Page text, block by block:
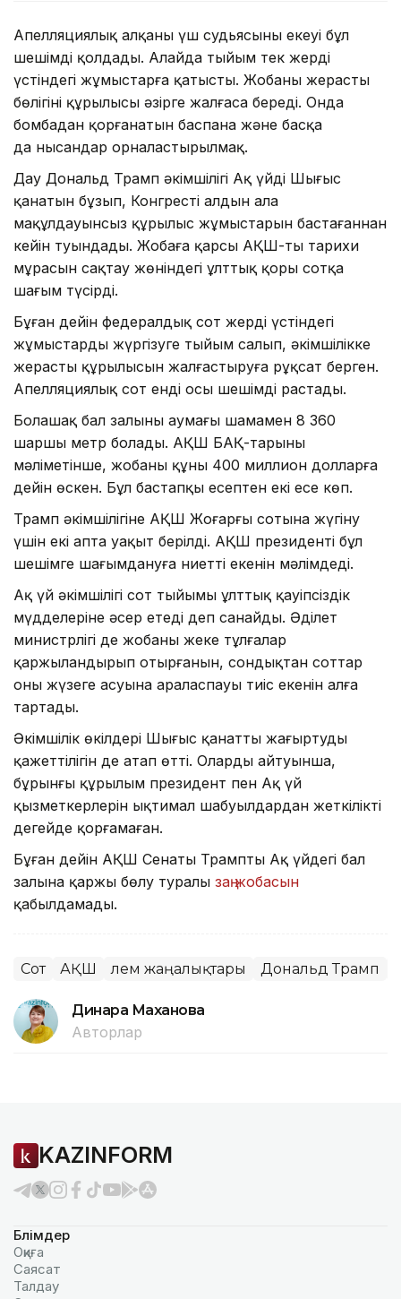
Апелляциялық алқаның үш судьясының екеуі бұл
шешімді қолдады. Алайда тыйым тек жердің
үстіндегі жұмыстарға қатысты. Жобаның жерасты
бөлігінің құрылысы әзірге жалғаса береді. Онда
бомбадан қорғанатын баспана және басқа
да нысандар орналастырылмақ.
Дау Дональд Трамп әкімшілігі Ақ үйдің Шығыс
қанатын бұзып, Конгрестің алдын ала
мақұлдауынсыз құрылыс жұмыстарын бастағаннан
кейін туындады. Жобаға қарсы АҚШ-тың тарихи
мұрасын сақтау жөніндегі ұлттық қоры сотқа
шағым түсірді.
Бұған дейін федералдық сот жердің үстіндегі
жұмыстарды жүргізуге тыйым салып, әкімшілікке
жерасты құрылысын жалғастыруға рұқсат берген.
Апелляциялық сот енді осы шешімді растады.
Болашақ бал залының аумағы шамамен 8 360
шаршы метр болады. АҚШ БАҚ-тарының
мәліметінше, жобаның құны 400 миллион долларға
дейін өскен. Бұл бастапқы есептен екі есе көп.
Трамп әкімшілігіне АҚШ Жоғарғы сотына жүгіну
үшін екі апта уақыт берілді. АҚШ президенті бұл
шешімге шағымдануға ниетті екенін мәлімдеді.
Ақ үй әкімшілігі сот тыйымы ұлттық қауіпсіздік
мүдделеріне әсер етеді деп санайды. Әділет
министрлігі де жобаны жеке тұлғалар
қаржыландырып отырғанын, сондықтан соттар
оның жүзеге асуына араласпауы тиіс екенін алға
тартады.
Әкімшілік өкілдері Шығыс қанатты жаңғыртудың
қажеттілігін де атап өтті. Олардың айтуынша,
бұрынғы құрылым президент пен Ақ үй
қызметкерлерін ықтимал шабуылдардан жеткілікті
деңгейде қорғамаған.
Бұған дейін АҚШ Сенаты Трамптың Ақ үйдегі бал
залына қаржы бөлу туралы заң жобасын
қабылдамады.
Сот АҚШ Әлем жаңалықтары Дональд Трамп
Динара Маханова
Авторлар
KAZINFORM
Бөлімдер
Оқиға
Саясат
Талдау